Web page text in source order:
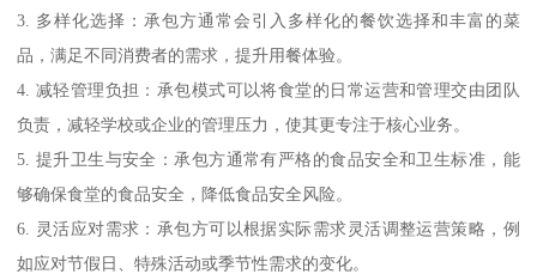
3. 多样化选择：承包方通常会引入多样化的餐饮选择和丰富的菜
品，满足不同消费者的需求，提升用餐体验。
4. 减轻管理负担：承包模式可以将食堂的日常运营和管理交由团队
负责，减轻学校或企业的管理压力，使其更专注于核心业务。
5. 提升卫生与安全：承包方通常有严格的食品安全和卫生标准，能
够确保食堂的食品安全，降低食品安全风险。
6. 灵活应对需求：承包方可以根据实际需求灵活调整运营策略，例
如应对节假日、特殊活动或季节性需求的变化。